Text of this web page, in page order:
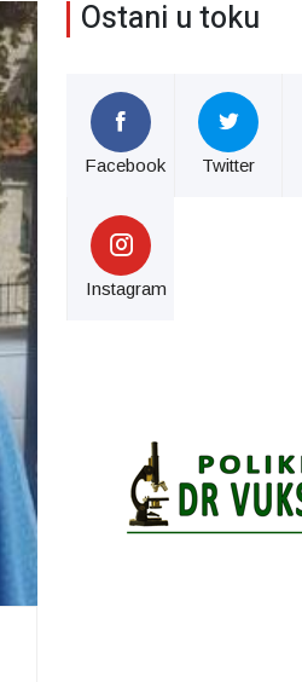
Ostani u toku
Facebook Twitter
Instagram